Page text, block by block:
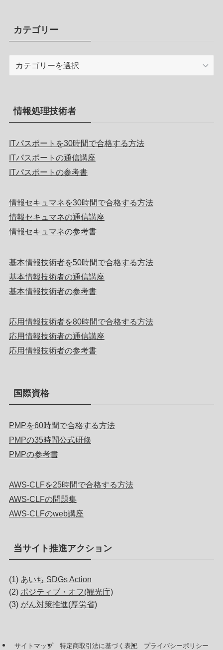
カテゴリー
ー
情報処理技術者
ITパスポートを30時間で合格する方法
ITパスポートの通信講座
ITパスポートの参考書
情報セキュマネを30時間で合格する方法
情報セキュマネの通信講座
情報セキュマネの参考書
基本情報技術者を50時間で合格する方法
基本情報技術者の通信講座
基本情報技術者の参考書
応用情報技術者を80時間で合格する方法
応用情報技術者の通信講座
応用情報技術者の参考書
国際資格
PMPを60時間で合格する方法
PMPの35時間公式研修
PMPの参考書
AWS-CLFを25時間で合格する方法
AWS-CLFの問題集
AWS-CLFのweb講座
当サイト推進アクション
(1) あいち SDGs Action
(2) ポジティブ・オフ(観光庁)
(3) がん対策推進(厚労省)
サイトマップ 特定商取引法に基づく表記 プライバシーポリシー